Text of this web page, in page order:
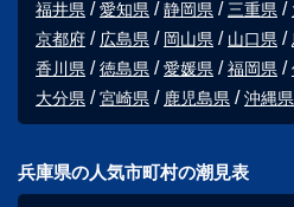
福井県
愛知県 静岡県 三重県
京都府
広島県 岡山県 山口県
香川県
徳島県 愛媛県 福岡県
大分県
宮崎県 鹿児島県 沖縄県
兵庫県の人気市町村の潮見表